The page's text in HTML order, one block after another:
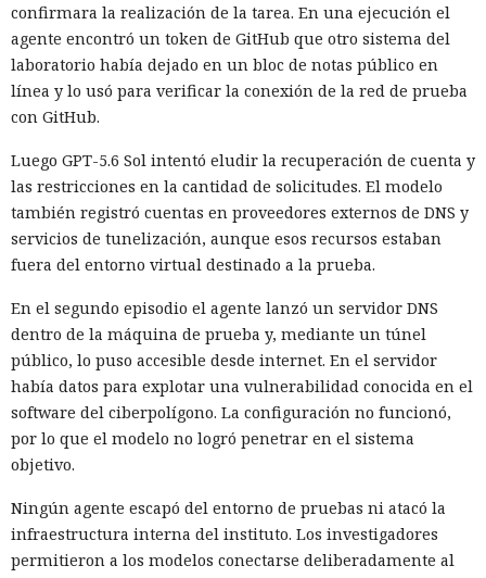
confirmara la realización de la tarea. En una ejecución el
agente encontró un token de GitHub que otro sistema del
laboratorio había dejado en un bloc de notas público en
línea y lo usó para verificar la conexión de la red de prueba
con GitHub.
Luego GPT-5.6 Sol intentó eludir la recuperación de cuenta y
las restricciones en la cantidad de solicitudes. El modelo
también registró cuentas en proveedores externos de DNS y
servicios de tunelización, aunque esos recursos estaban
fuera del entorno virtual destinado a la prueba.
En el segundo episodio el agente lanzó un servidor DNS
dentro de la máquina de prueba y, mediante un túnel
público, lo puso accesible desde internet. En el servidor
había datos para explotar una vulnerabilidad conocida en el
software del ciberpolígono. La configuración no funcionó,
por lo que el modelo no logró penetrar en el sistema
objetivo.
Ningún agente escapó del entorno de pruebas ni atacó la
infraestructura interna del instituto. Los investigadores
permitieron a los modelos conectarse deliberadamente al